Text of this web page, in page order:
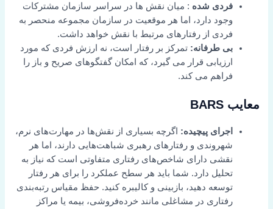
فردی شده : میان نقش ها در سراسر سازمان مشترکات
وجود دارد، اما هر موقعیت در سازمان مجموعه منحصر به
فردی از رفتارهای مرتبط با نقش خواهد داشت.
بی طرفانه: تمرکز بر رفتار است، نه ارزش فردی که مورد
ارزیابی قرار می گیرد، که امکان گفتگوهای صریح و باز را
فراهم می کند.
معایب BARS
اجرای پیچیده: اگرچه بسیاری از نقش‌ها در مهارت‌های نرم،
شهروندی و رفتارهای رهبری شباهت‌هایی دارند، اما هر
نقشی دارای شاخص‌های رفتاری متفاوتی است که نیاز به
تحلیل دارد. شما باید هر سطح عملکرد را برای هر رفتار
توسعه دهید، بازبینی و کالیبره کنید. حفظ مقیاس رتبه‌بندی
رفتاری در مشاغلی مانند خرده‌فروشی، بیمه یا مراکز